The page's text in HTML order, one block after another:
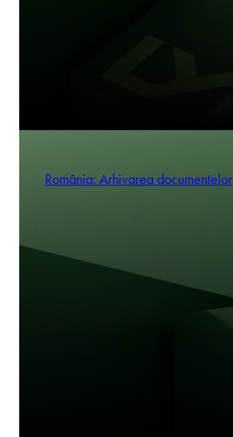
România: Arhivarea documentelor